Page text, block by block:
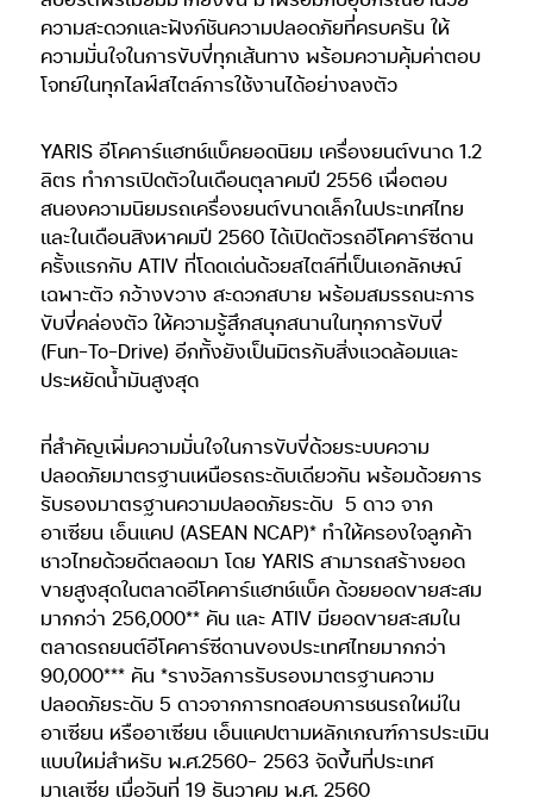
ความสะดวกและฟังก์ชันความปลอดภัยที่ครบครัน ให้
ความมั่นใจในการขับขี่ทุกเส้นทาง พร้อมความคุ้มค่าตอบ
โจทย์ในทุกไลฟ์สไตล์การใช้งานได้อย่างลงตัว
YARIS อีโคคาร์แฮทช์แบ็คยอดนิยม เครื่องยนต์ขนาด 1.2
ลิตร ทำการเปิดตัวในเดือนตุลาคมปี 2556 เพื่อตอบ
สนองความนิยมรถเครื่องยนต์ขนาดเล็กในประเทศไทย
และในเดือนสิงหาคมปี 2560 ได้เปิดตัวรถอีโคคาร์ซีดาน
ครั้งแรกกับ ATIV ที่โดดเด่นด้วยสไตล์ที่เป็นเอกลักษณ์
เฉพาะตัว กว้างขวาง สะดวกสบาย พร้อมสมรรถนะการ
ขับขี่คล่องตัว ให้ความรู้สึกสนุกสนานในทุกการขับขี่
(Fun-To-Drive) อีกทั้งยังเป็นมิตรกับสิ่งแวดล้อมและ
ประหยัดน้ำมันสูงสุด
ที่สำคัญเพิ่มความมั่นใจในการขับขี่ด้วยระบบความ
ปลอดภัยมาตรฐานเหนือรถระดับเดียวกัน พร้อมด้วยการ
รับรองมาตรฐานความปลอดภัยระดับ 5 ดาว จาก
อาเซียน เอ็นแคป (ASEAN NCAP)* ทำให้ครองใจลูกค้า
ชาวไทยด้วยดีตลอดมา โดย YARIS สามารถสร้างยอด
ขายสูงสุดในตลาดอีโคคาร์แฮทช์แบ็ค ด้วยยอดขายสะสม
มากกว่า 256,000** คัน และ ATIV มียอดขายสะสมใน
ตลาดรถยนต์อีโคคาร์ซีดานของประเทศไทยมากกว่า
90,000*** คัน *รางวัลการรับรองมาตรฐานความ
ปลอดภัยระดับ 5 ดาวจากการทดสอบการชนรถใหม่ใน
อาเซียน หรืออาเซียน เอ็นแคปตามหลักเกณฑ์การประเมิน
แบบใหม่สำหรับ พ.ศ.2560– 2563 จัดขึ้นที่ประเทศ
มาเลเซีย เมื่อวันที่ 19 ธันวาคม พ.ศ. 2560